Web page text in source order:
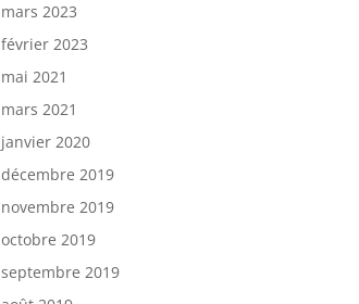
mars 2023
février 2023
mai 2021
mars 2021
janvier 2020
décembre 2019
novembre 2019
octobre 2019
septembre 2019